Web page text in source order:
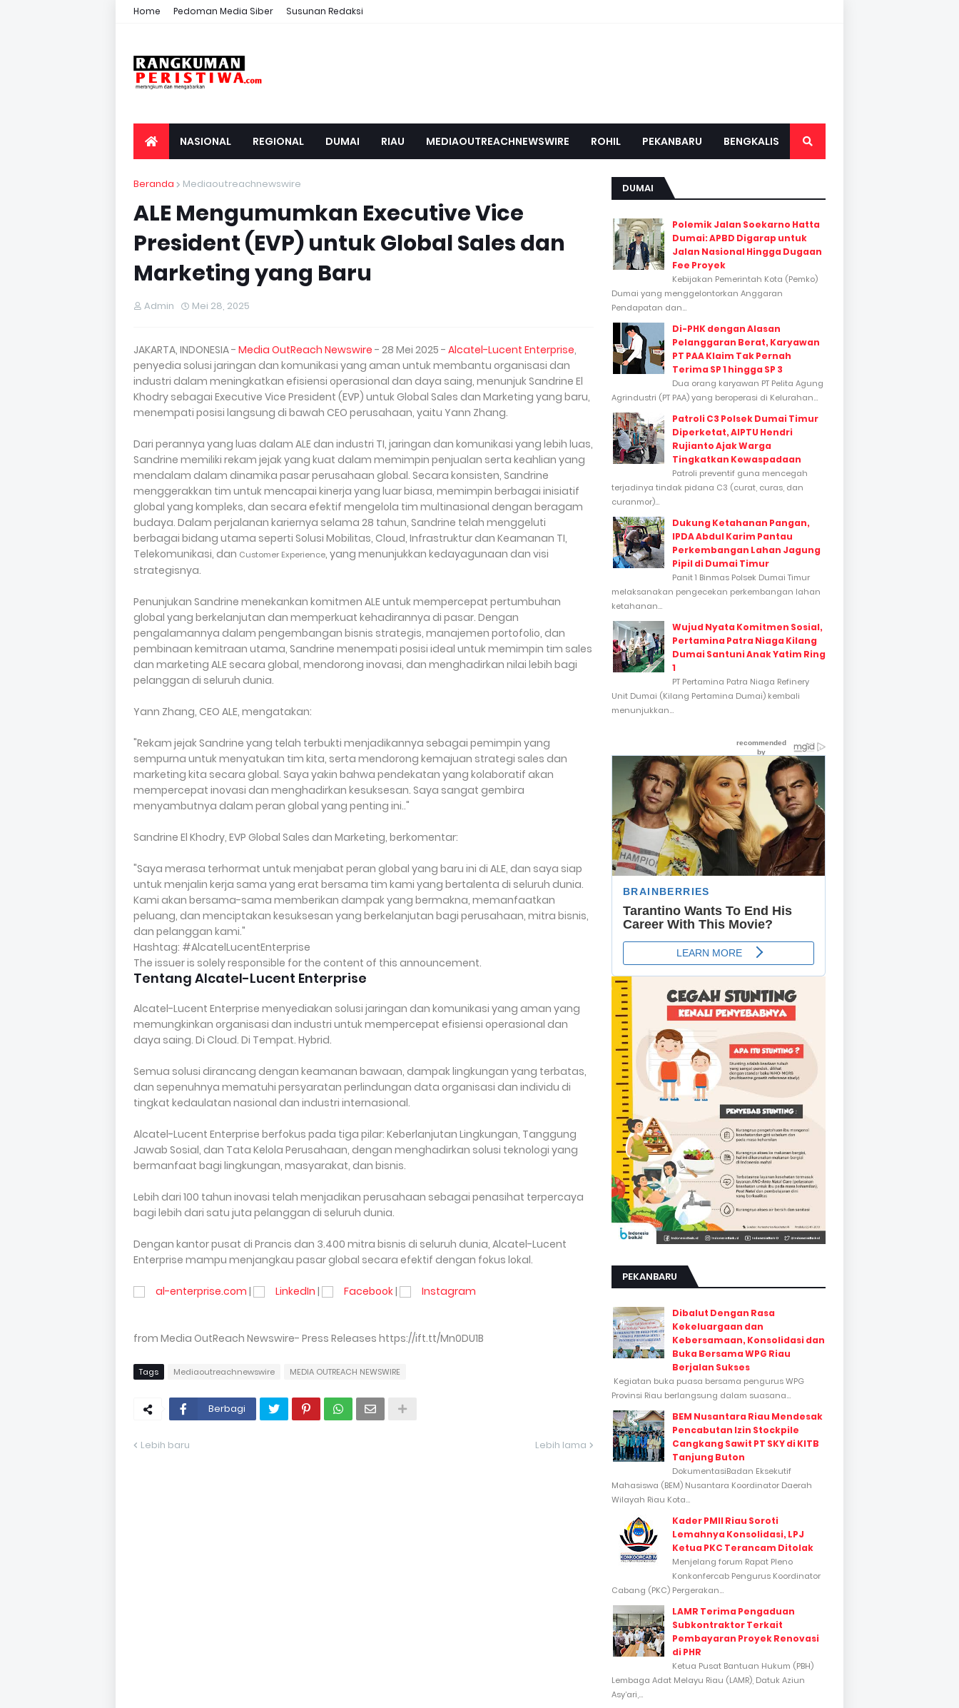
Home Pedoman Media Siber Susunan Redaksi
NASIONAL REGIONAL DUMAI RIAU MEDIAOUTREACHNEWSWIRE ROHIL PEKANBARU BENGKALIS
Beranda Mediaoutreachnewswire
ALE Mengumumkan Executive Vice
President (EVP) untuk Global Sales dan
Marketing yang Baru
Admin Mei 28, 2025
JAKARTA, INDONESIA - Media OutReach Newswire - 28 Mei 2025 - Alcatel-Lucent Enterprise,
penyedia solusi jaringan dan komunikasi yang aman untuk membantu organisasi dan
industri dalam meningkatkan efisiensi operasional dan daya saing, menunjuk Sandrine El
Khodry sebagai Executive Vice President (EVP) untuk Global Sales dan Marketing yang baru,
menempati posisi langsung di bawah CEO perusahaan, yaitu Yann Zhang.
Dari perannya yang luas dalam ALE dan industri TI, jaringan dan komunikasi yang lebih luas,
Sandrine memiliki rekam jejak yang kuat dalam memimpin penjualan serta keahlian yang
mendalam dalam dinamika pasar perusahaan global. Secara konsisten, Sandrine
menggerakkan tim untuk mencapai kinerja yang luar biasa, memimpin berbagai inisiatif
global yang kompleks, dan secara efektif mengelola tim multinasional dengan beragam
budaya. Dalam perjalanan kariernya selama 28 tahun, Sandrine telah menggeluti
berbagai bidang utama seperti Solusi Mobilitas, Cloud, Infrastruktur dan Keamanan TI,
Telekomunikasi, dan Customer Experience, yang menunjukkan kedayagunaan dan visi
strategisnya.
Penunjukan Sandrine menekankan komitmen ALE untuk mempercepat pertumbuhan
global yang berkelanjutan dan memperkuat kehadirannya di pasar. Dengan
pengalamannya dalam pengembangan bisnis strategis, manajemen portofolio, dan
pembinaan kemitraan utama, Sandrine menempati posisi ideal untuk memimpin tim sales
dan marketing ALE secara global, mendorong inovasi, dan menghadirkan nilai lebih bagi
pelanggan di seluruh dunia.
Yann Zhang, CEO ALE, mengatakan:
"Rekam jejak Sandrine yang telah terbukti menjadikannya sebagai pemimpin yang
sempurna untuk menyatukan tim kita, serta mendorong kemajuan strategi sales dan
marketing kita secara global. Saya yakin bahwa pendekatan yang kolaboratif akan
mempercepat inovasi dan menghadirkan kesuksesan. Saya sangat gembira
menyambutnya dalam peran global yang penting ini.."
Sandrine El Khodry, EVP Global Sales dan Marketing, berkomentar:
"Saya merasa terhormat untuk menjabat peran global yang baru ini di ALE, dan saya siap
untuk menjalin kerja sama yang erat bersama tim kami yang bertalenta di seluruh dunia.
Kami akan bersama-sama memberikan dampak yang bermakna, memanfaatkan
peluang, dan menciptakan kesuksesan yang berkelanjutan bagi perusahaan, mitra bisnis,
dan pelanggan kami."
Hashtag: #AlcatelLucentEnterprise
The issuer is solely responsible for the content of this announcement.
Tentang Alcatel-Lucent Enterprise
Alcatel-Lucent Enterprise menyediakan solusi jaringan dan komunikasi yang aman yang
memungkinkan organisasi dan industri untuk mempercepat efisiensi operasional dan
daya saing. Di Cloud. Di Tempat. Hybrid.
Semua solusi dirancang dengan keamanan bawaan, dampak lingkungan yang terbatas,
dan sepenuhnya mematuhi persyaratan perlindungan data organisasi dan individu di
tingkat kedaulatan nasional dan industri internasional.
Alcatel-Lucent Enterprise berfokus pada tiga pilar: Keberlanjutan Lingkungan, Tanggung
Jawab Sosial, dan Tata Kelola Perusahaan, dengan menghadirkan solusi teknologi yang
bermanfaat bagi lingkungan, masyarakat, dan bisnis.
Lebih dari 100 tahun inovasi telah menjadikan perusahaan sebagai penasihat terpercaya
bagi lebih dari satu juta pelanggan di seluruh dunia.
Dengan kantor pusat di Prancis dan 3.400 mitra bisnis di seluruh dunia, Alcatel-Lucent
Enterprise mampu menjangkau pasar global secara efektif dengan fokus lokal.
al-enterprise.com | LinkedIn | Facebook| Instagram
from Media OutReach Newswire- Press Releases https://ift.tt/Mn0DU1B
Tags Mediaoutreachnewswire MEDIA OUTREACH NEWSWIRE
Berbagi
Lebih baru Lebih lama
DUMAI
Polemik Jalan Soekarno Hatta
Dumai: APBD Digarap untuk
Jalan Nasional Hingga Dugaan
Fee Proyek
Kebijakan Pemerintah Kota (Pemko)
Dumai yang menggelontorkan Anggaran
Pendapatan dan...
Di-PHK dengan Alasan
Pelanggaran Berat, Karyawan
PT PAA Klaim Tak Pernah
Terima SP 1 hingga SP 3
Dua orang karyawan PT Pelita Agung
Agrindustri (PT PAA) yang beroperasi di Kelurahan...
Patroli C3 Polsek Dumai Timur
Diperketat, AIPTU Hendri
Rujianto Ajak Warga
Tingkatkan Kewaspadaan
Patroli preventif guna mencegah
terjadinya tindak pidana C3 (curat, curas, dan
curanmor)...
Dukung Ketahanan Pangan,
IPDA Abdul Karim Pantau
Perkembangan Lahan Jagung
Pipil di Dumai Timur
Panit 1 Binmas Polsek Dumai Timur
melaksanakan pengecekan perkembangan lahan
ketahanan...
Wujud Nyata Komitmen Sosial,
Pertamina Patra Niaga Kilang
Dumai Santuni Anak Yatim Ring
1
PT Pertamina Patra Niaga Refinery
Unit Dumai (Kilang Pertamina Dumai) kembali
menunjukkan...
PEKANBARU
Dibalut Dengan Rasa
Kekeluargaan dan
Kebersamaan, Konsolidasi dan
Buka Bersama WPG Riau
Berjalan Sukses
Kegiatan buka puasa bersama pengurus WPG
Provinsi Riau berlangsung dalam suasana...
BEM Nusantara Riau Mendesak
Pencabutan Izin Stockpile
Cangkang Sawit PT SKY di KITB
Tanjung Buton
DokumentasiBadan Eksekutif
Mahasiswa (BEM) Nusantara Koordinator Daerah
Wilayah Riau Kota...
Kader PMII Riau Soroti
Lemahnya Konsolidasi, LPJ
Ketua PKC Terancam Ditolak
Menjelang forum Rapat Pleno
Konkonfercab Pengurus Koordinator
Cabang (PKC) Pergerakan...
LAMR Terima Pengaduan
Subkontraktor Terkait
Pembayaran Proyek Renovasi
di PHR
Ketua Pusat Bantuan Hukum (PBH)
Lembaga Adat Melayu Riau (LAMR), Datuk Aziun
Asy’ari,...